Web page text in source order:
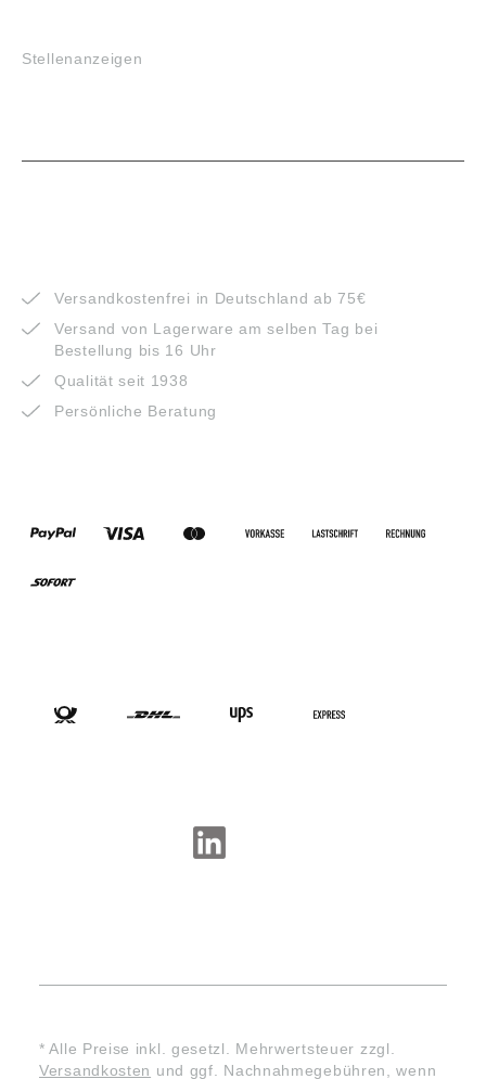
Stellenanzeigen
Versandkostenfrei in Deutschland ab 75€
Versand von Lagerware am selben Tag bei
Bestellung bis 16 Uhr
Qualität seit 1938
Persönliche Beratung
* Alle Preise inkl. gesetzl. Mehrwertsteuer zzgl.
Versandkosten und ggf. Nachnahmegebühren, wenn